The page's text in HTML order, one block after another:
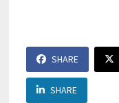
SHARE
SHARE